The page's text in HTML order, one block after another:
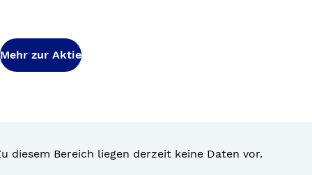
Mehr zur Aktie
diesem Bereich liegen derzeit keine Daten vor.